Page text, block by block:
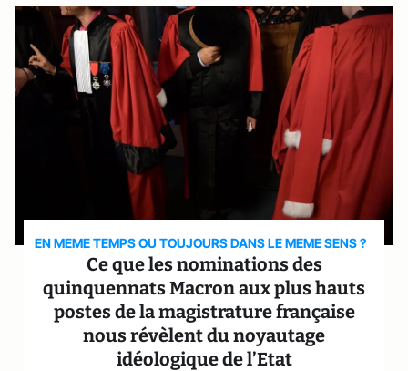
EN MEME TEMPS OU TOUJOURS DANS LE MEME SENS ?
Ce que les nominations des
quinquennats Macron aux plus hauts
postes de la magistrature française
nous révèlent du noyautage
idéologique de l’Etat